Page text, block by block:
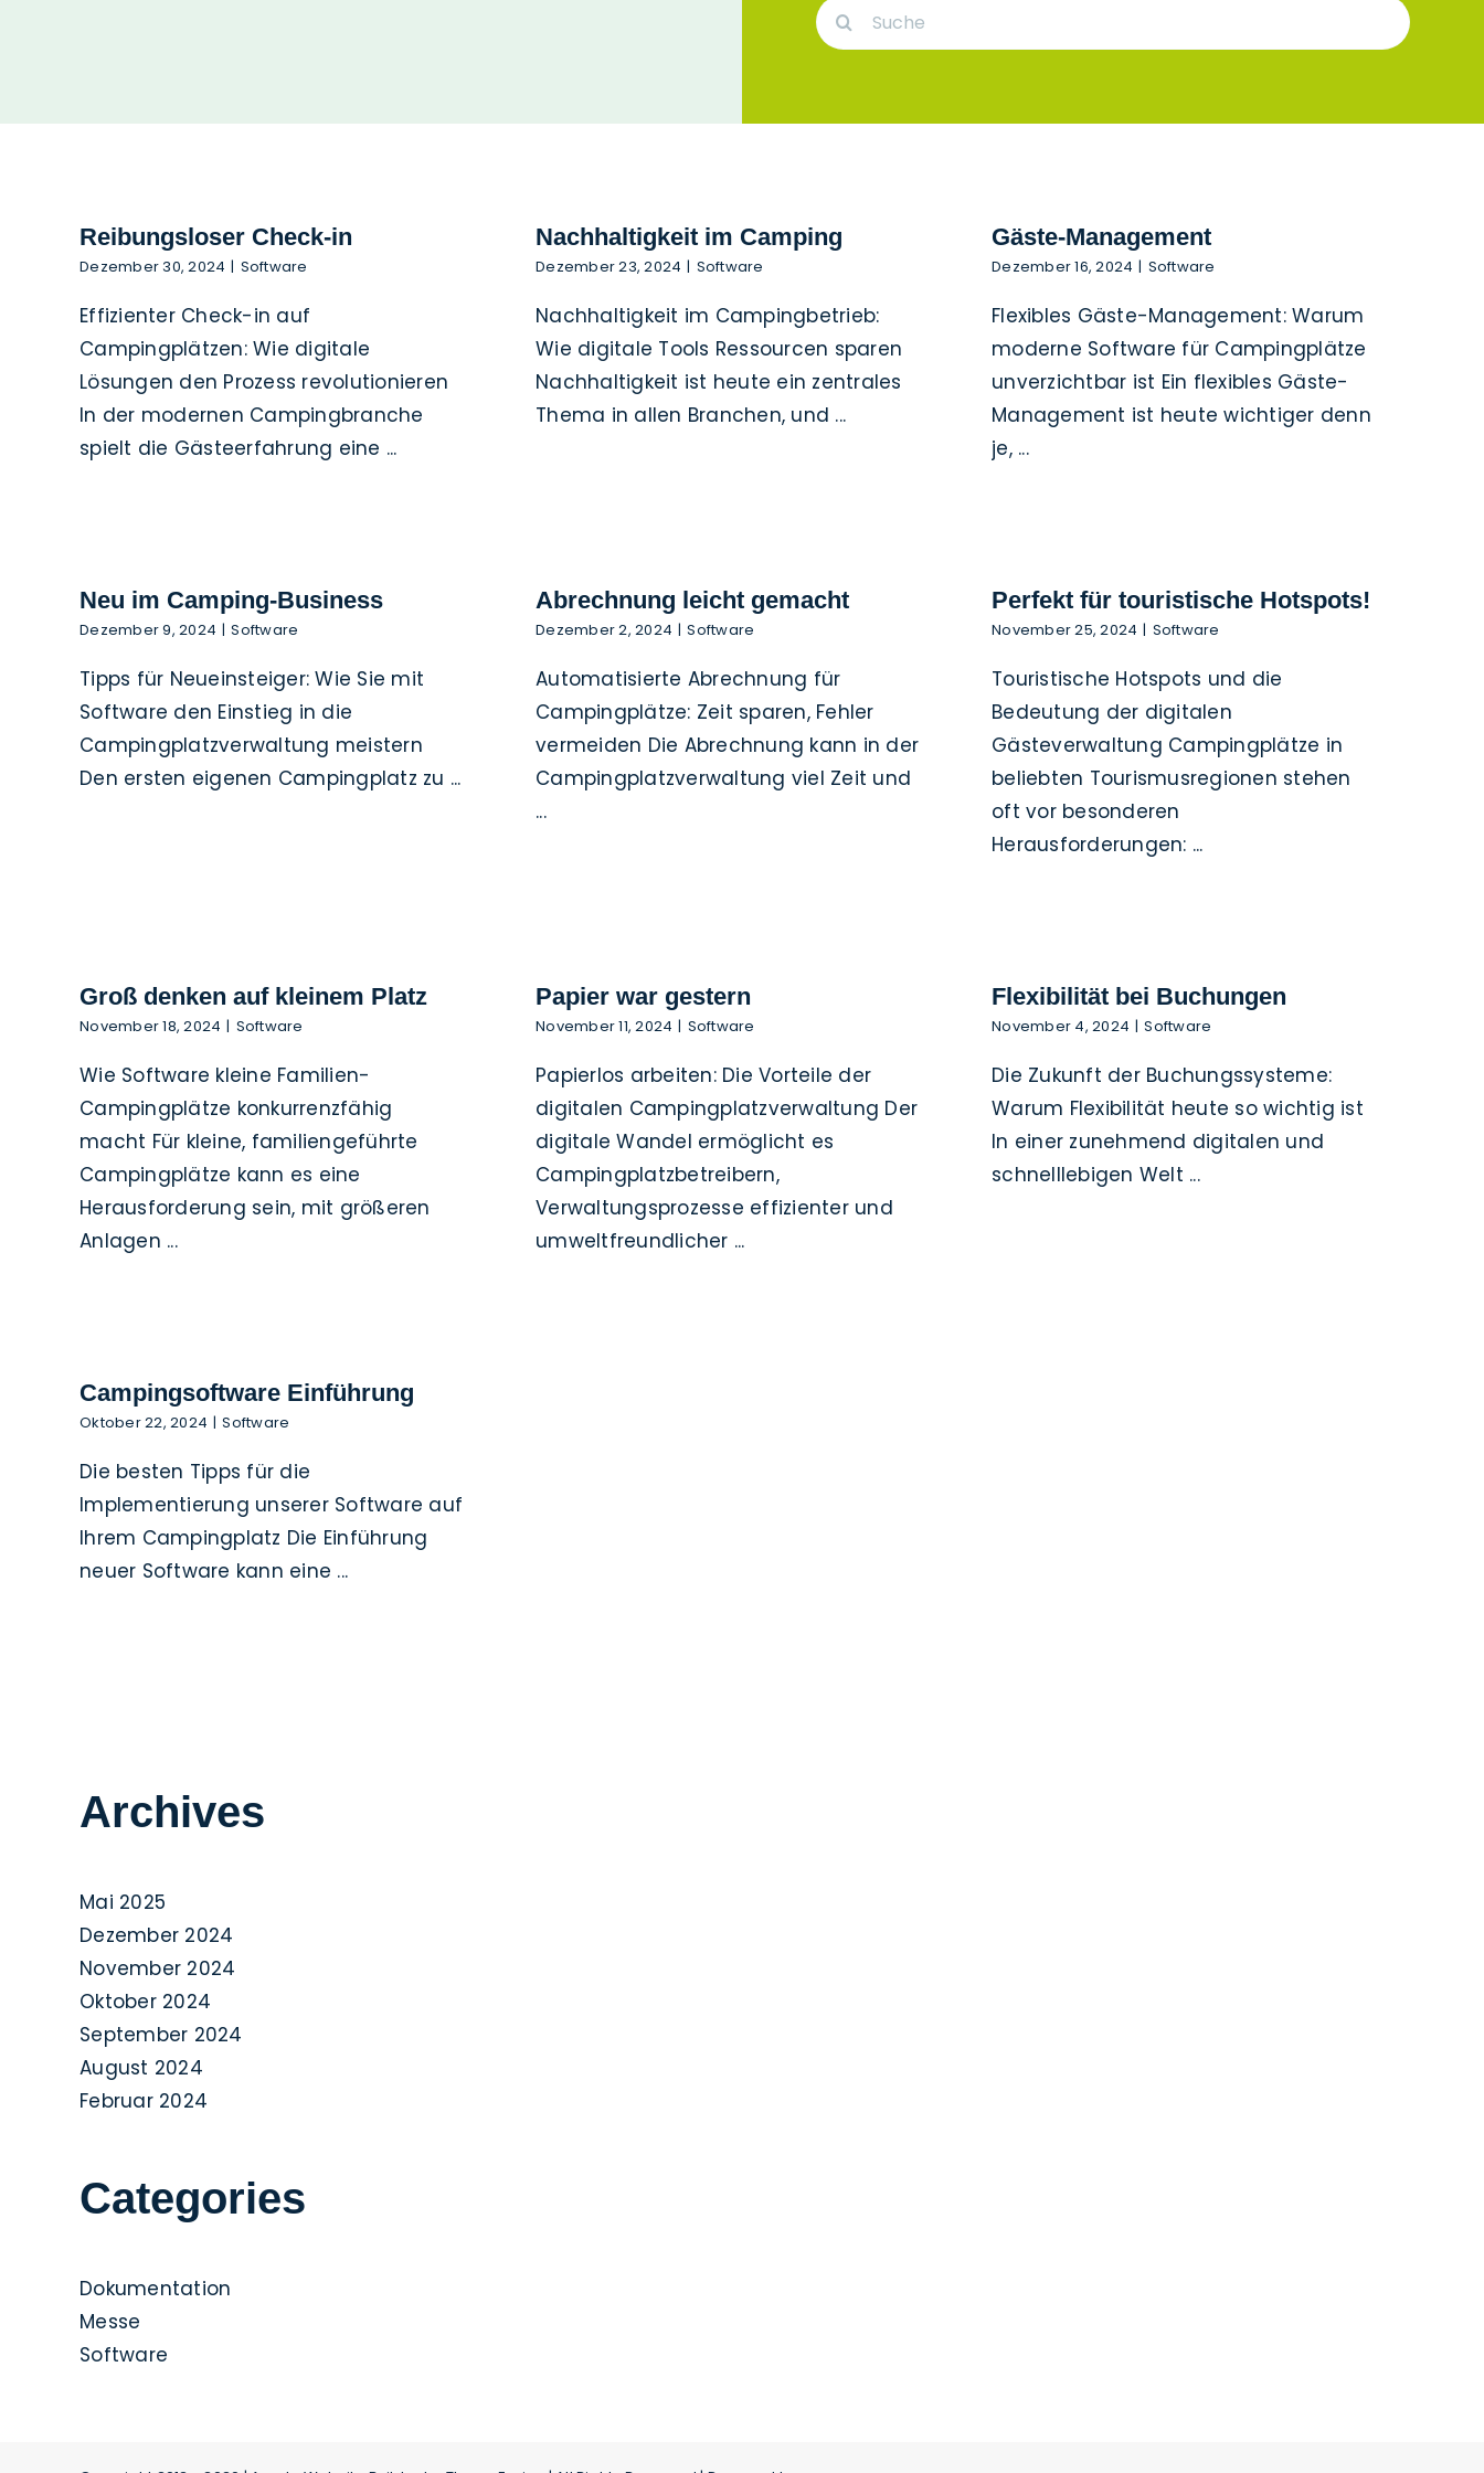
Suche
nach:
Reibungsloser Check-in
Dezember 30, 2024 | Software
Effizienter Check-in auf
Campingplätzen: Wie digitale
Lösungen den Prozess revolutionieren
In der modernen Campingbranche
spielt die Gästeerfahrung eine ...
Nachhaltigkeit im Camping
Dezember 23, 2024 | Software
Nachhaltigkeit im Campingbetrieb:
Wie digitale Tools Ressourcen sparen
Nachhaltigkeit ist heute ein zentrales
Thema in allen Branchen, und ...
Gäste-Management
Dezember 16, 2024 | Software
Flexibles Gäste-Management: Warum
moderne Software für Campingplätze
unverzichtbar ist Ein flexibles Gäste-
Management ist heute wichtiger denn
je, ...
Neu im Camping-Business
Dezember 9, 2024 | Software
Tipps für Neueinsteiger: Wie Sie mit
Software den Einstieg in die
Campingplatzverwaltung meistern
Den ersten eigenen Campingplatz zu ...
Abrechnung leicht gemacht
Dezember 2, 2024 | Software
Automatisierte Abrechnung für
Campingplätze: Zeit sparen, Fehler
vermeiden Die Abrechnung kann in der
Campingplatzverwaltung viel Zeit und
...
Perfekt für touristische Hotspots!
November 25, 2024 | Software
Touristische Hotspots und die
Bedeutung der digitalen
Gästeverwaltung Campingplätze in
beliebten Tourismusregionen stehen
oft vor besonderen
Herausforderungen: ...
Groß denken auf kleinem Platz
November 18, 2024 | Software
Wie Software kleine Familien-
Campingplätze konkurrenzfähig
macht Für kleine, familiengeführte
Campingplätze kann es eine
Herausforderung sein, mit größeren
Anlagen ...
Papier war gestern
November 11, 2024 | Software
Papierlos arbeiten: Die Vorteile der
digitalen Campingplatzverwaltung Der
digitale Wandel ermöglicht es
Campingplatzbetreibern,
Verwaltungsprozesse effizienter und
umweltfreundlicher ...
Flexibilität bei Buchungen
November 4, 2024 | Software
Die Zukunft der Buchungssysteme:
Warum Flexibilität heute so wichtig ist
In einer zunehmend digitalen und
schnelllebigen Welt ...
Campingsoftware Einführung
Oktober 22, 2024 | Software
Die besten Tipps für die
Implementierung unserer Software auf
Ihrem Campingplatz Die Einführung
neuer Software kann eine ...
Archives
Mai 2025
Dezember 2024
November 2024
Oktober 2024
September 2024
August 2024
Februar 2024
Categories
Dokumentation
Messe
Software